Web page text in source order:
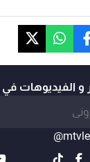
و الفيديوهات في